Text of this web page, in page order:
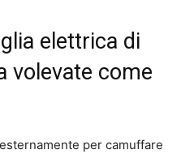
elettrica di
volevate come
per camuffare